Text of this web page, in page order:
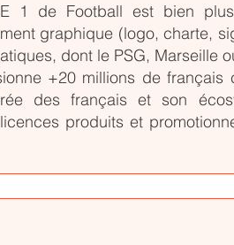
1 de Football est bien plus
graphique (logo, charte,
dont le PSG, Marseille
+20 millions de français
des français et son
produits et